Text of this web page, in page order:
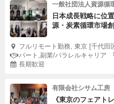
一般社団法人資源循
日本成長戦略に位
源・炭素循環市場
フルリモート勤務, 東京 [千代田
パート,副業/パラレルキャリア
長期歓迎
有限会社シサム工房
《東京のフェアト